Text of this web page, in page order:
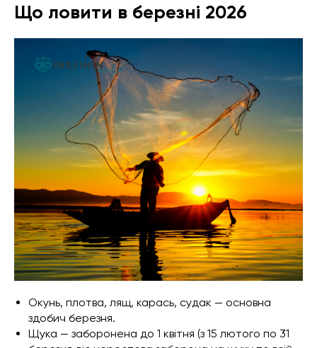
Що ловити в березні 2026
Окунь, плотва, лящ, карась, судак — основна
здобич березня.
Щука — заборонена до 1 квітня (з 15 лютого по 31